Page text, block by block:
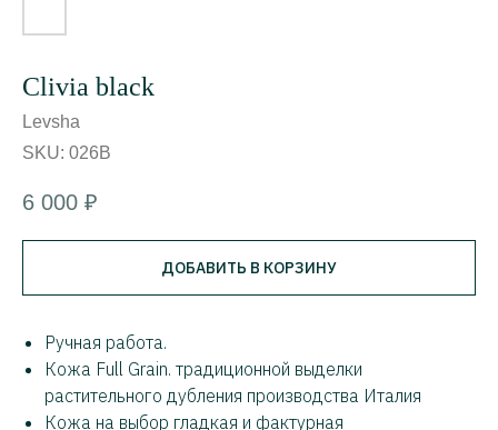
Clivia black
Levsha
SKU: 026B
6 000 ₽
ДОБАВИТЬ В КОРЗИНУ
Ручная работа.
Кожа Full Grain. традиционной выделки
растительного дубления производства Италия
Кожа на выбор гладкая и фактурная